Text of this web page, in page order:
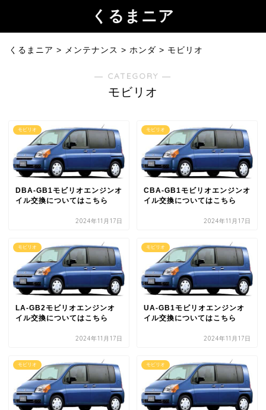
くるまニア
くるまニア > メンテナンス > ホンダ > モビリオ
― CATEGORY ―
モビリオ
モビリオ
DBA-GB1モビリオエンジンオ
イル交換についてはこちら
2024年11月17日
モビリオ
CBA-GB1モビリオエンジンオ
イル交換についてはこちら
2024年11月17日
モビリオ
LA-GB2モビリオエンジンオ
イル交換についてはこちら
2024年11月17日
モビリオ
UA-GB1モビリオエンジンオ
イル交換についてはこちら
2024年11月17日
モビリオ モビリオ